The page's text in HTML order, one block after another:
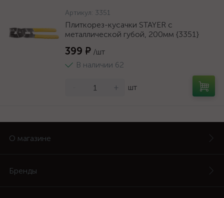
Артикул: 3351
Плиткорез-кусачки STAYER с
металлической губой, 200мм {3351}
399 ₽ /шт
В наличии 62
+ шт
О магазине
Бренды